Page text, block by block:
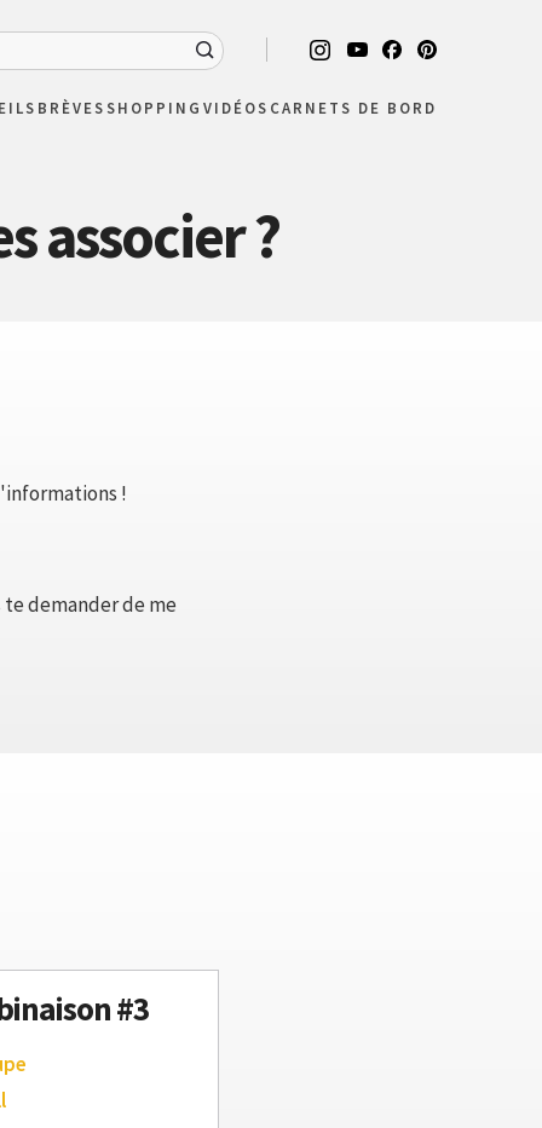
BRÈVESSHOPPING VIDÉOS CARNETS DE BORD
associer ?
!
demander de me
#3